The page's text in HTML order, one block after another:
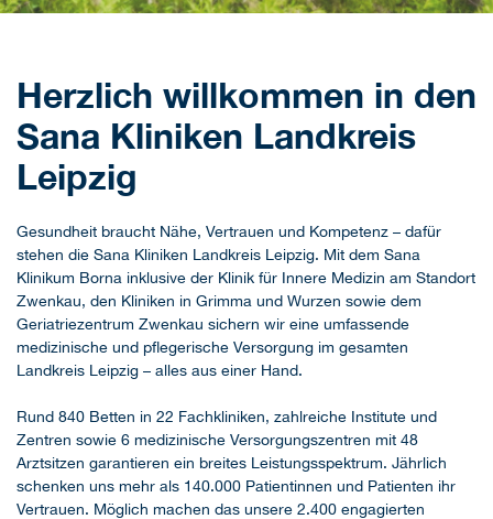
Herzlich willkommen in den
Sana Kliniken Landkreis
Leipzig
Gesundheit braucht Nähe, Vertrauen und Kompetenz – dafür
stehen die Sana Kliniken Landkreis Leipzig. Mit dem Sana
Klinikum Borna inklusive der Klinik für Innere Medizin am Standort
Zwenkau, den Kliniken in Grimma und Wurzen sowie dem
Geriatriezentrum Zwenkau sichern wir eine umfassende
medizinische und pflegerische Versorgung im gesamten
Landkreis Leipzig – alles aus einer Hand.
Rund 840 Betten in 22 Fachkliniken, zahlreiche Institute und
Zentren sowie 6 medizinische Versorgungszentren mit 48
Arztsitzen garantieren ein breites Leistungsspektrum. Jährlich
schenken uns mehr als 140.000 Patientinnen und Patienten ihr
Vertrauen. Möglich machen das unsere 2.400 engagierten